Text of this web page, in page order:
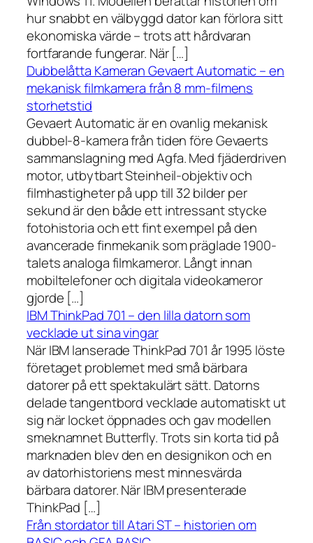
hur snabbt en välbyggd dator kan förlora sitt
ekonomiska värde – trots att hårdvaran
fortfarande fungerar. När […]
Dubbelåtta Kameran Gevaert Automatic – en
mekanisk filmkamera från 8 mm-filmens
storhetstid
Gevaert Automatic är en ovanlig mekanisk
dubbel-8-kamera från tiden före Gevaerts
sammanslagning med Agfa. Med fjäderdriven
motor, utbytbart Steinheil-objektiv och
filmhastigheter på upp till 32 bilder per
sekund är den både ett intressant stycke
fotohistoria och ett fint exempel på den
avancerade finmekanik som präglade 1900-
talets analoga filmkameror. Långt innan
mobiltelefoner och digitala videokameror
gjorde […]
IBM ThinkPad 701 – den lilla datorn som
vecklade ut sina vingar
När IBM lanserade ThinkPad 701 år 1995 löste
företaget problemet med små bärbara
datorer på ett spektakulärt sätt. Datorns
delade tangentbord vecklade automatiskt ut
sig när locket öppnades och gav modellen
smeknamnet Butterfly. Trots sin korta tid på
marknaden blev den en designikon och en
av datorhistoriens mest minnesvärda
bärbara datorer. När IBM presenterade
ThinkPad […]
Från stordator till Atari ST – historien om